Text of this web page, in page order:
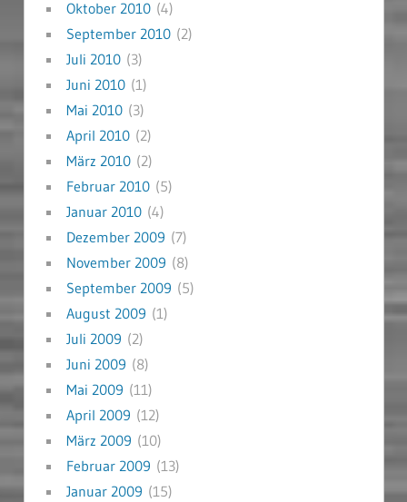
Oktober 2010(4)
September 2010(2)
Juli 2010(3)
Juni 2010(1)
Mai 2010(3)
April 2010(2)
März 2010(2)
Februar 2010(5)
Januar 2010(4)
Dezember 2009 (7)
November 2009 (8)
September 2009 (5)
August 2009 (1)
Juli 2009 (2)
Juni 2009 (8)
Mai 2009 (11)
April 2009 (12)
März 2009 (10)
Februar 2009 (13)
Januar 2009 (15)